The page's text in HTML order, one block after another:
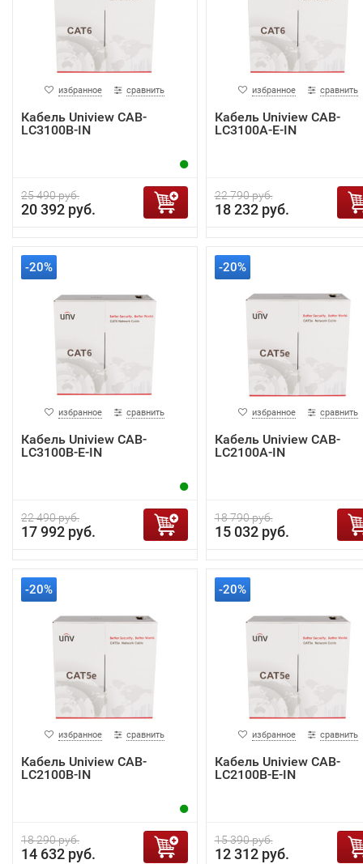
избранное сравнить
Кабель Uniview CAB-
LC3100B-IN
25 490 руб.
20 392 руб.
избранное сравнить
Кабель Uniview CAB-
LC3100A-E-IN
22 790 руб.
18 232 руб.
-20%
избранное сравнить
Кабель Uniview CAB-
LC3100B-E-IN
22 490 руб.
17 992 руб.
-20%
избранное сравнить
Кабель Uniview CAB-
LC2100A-IN
18 790 руб.
15 032 руб.
-20%
избранное сравнить
Кабель Uniview CAB-
LC2100B-IN
18 290 руб.
14 632 руб.
-20%
избранное сравнить
Кабель Uniview CAB-
LC2100B-E-IN
15 390 руб.
12 312 руб.